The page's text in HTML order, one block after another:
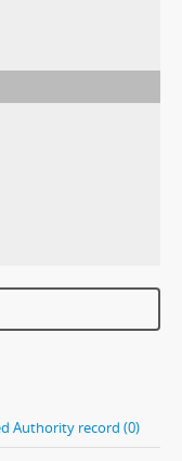
Authority record (0)